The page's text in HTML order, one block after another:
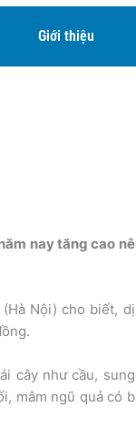
Giới thiệu
nay tăng cao
Nội) cho biết,
cây như cầu,
mâm ngũ quả có